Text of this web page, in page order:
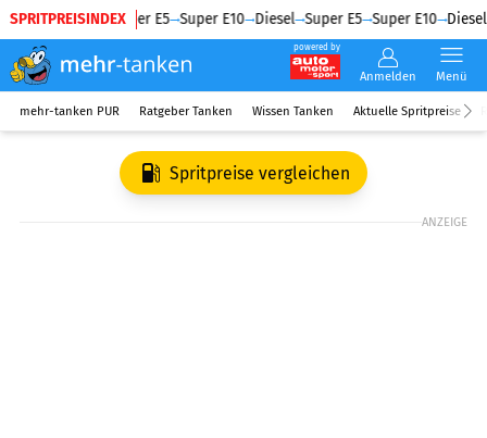
SPRITPREISINDEX
Diesel Super E5 Super E10 Diesel Super E5 Super E10 Diesel
powered by
Anmelden Menü
mehr-tanken PUR Ratgeber Tanken Wissen Tanken Aktuelle Spritpreise
Spritpreise vergleichen
ANZEIGE